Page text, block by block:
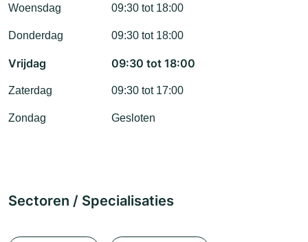
Woensdag 09:30 tot 18:00
Donderdag 09:30 tot 18:00
Vrijdag 09:30 tot 18:00
Zaterdag 09:30 tot 17:00
Zondag Gesloten
Sectoren / Specialisaties